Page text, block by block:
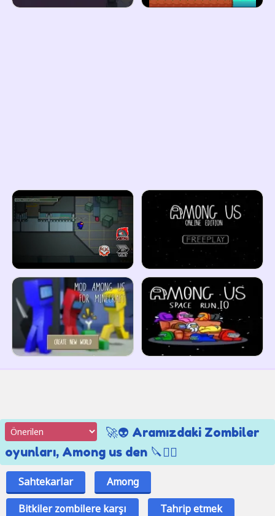
🚀👽 Aramızdaki Zombiler
oyunları, Among us den 🔪🕵️‍♂️
Sahtekarlar
Among
Bitkiler zombilere karşı
Tahrip etmek